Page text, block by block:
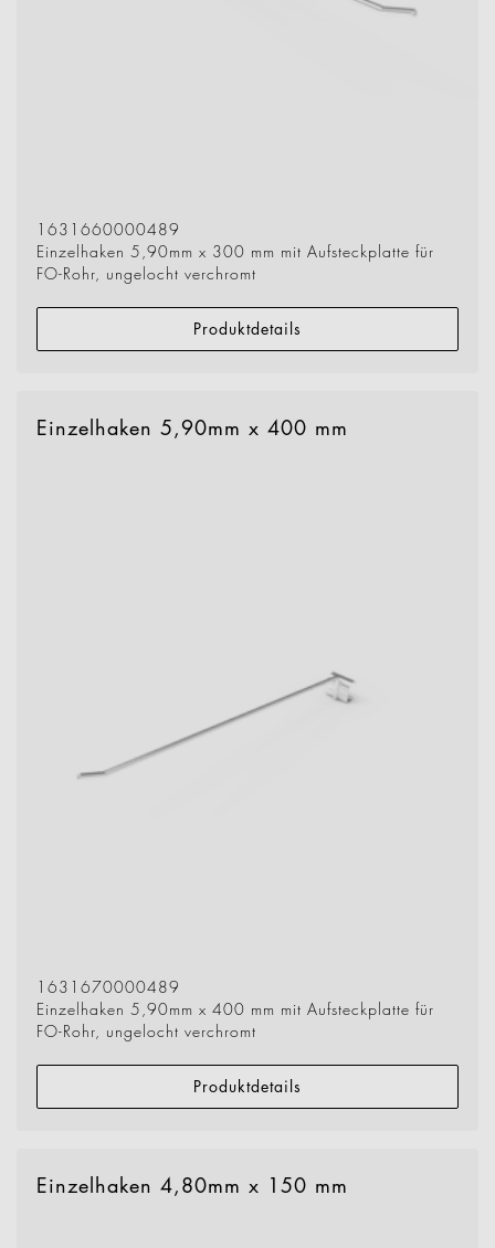
1631660000489
Einzelhaken 5,90mm x 300 mm mit Aufsteckplatte für
FO-Rohr, ungelocht verchromt
Produktdetails
Einzelhaken 5,90mm x 400 mm
1631670000489
Einzelhaken 5,90mm x 400 mm mit Aufsteckplatte für
FO-Rohr, ungelocht verchromt
Produktdetails
Einzelhaken 4,80mm x 150 mm